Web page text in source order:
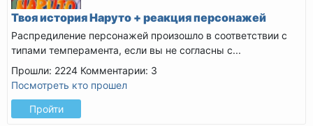
Твоя история Наруто + реакция персонажей
Распредиление персонажей произошло в соответствии с
типами темперамента, если вы не согласны с...
Прошли: 2224 Комментарии: 3
Посмотреть кто прошел
Пройти